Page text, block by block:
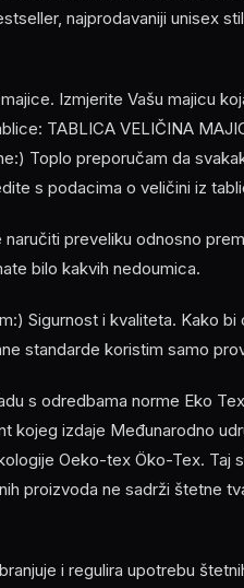
najprodavaniji unisex
Izmjerite Vašu majicu
TABLICA VELIČINA
Toplo preporučam da
s podacima o veličini iz
preveliku odnosno
bilo kakvih nedoumica.
Sigurnost i kvaliteta. Kako
standarde koristim samo
s odredbama norme Eko
kojeg izdaje Međunarodno
Oeko-tex Öko-Tex. Taj
proizvoda ne sadrži štetne
i regulira upotrebu